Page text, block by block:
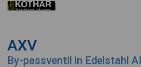
AXV
By-passventil in Edelstahl